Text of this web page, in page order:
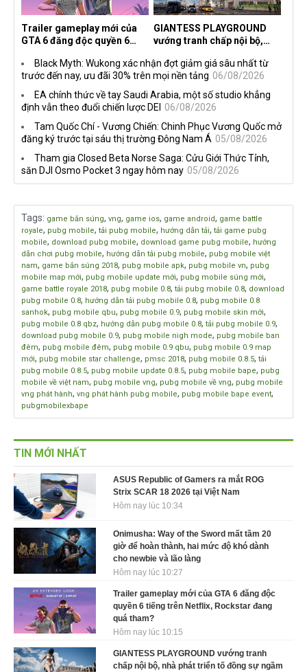
Trailer gameplay mới của
GTA 6 đăng độc quyền 6
đang quá tham?
GIANTESS PLAYGROUND
vướng tranh chấp nội bộ,
ngầm chiếm đoạt doanh thu
Black Myth: Wukong xác nhận đợt giảm giá sâu nhất từ
trước đến nay, ưu đãi 30% trên mọi nền tảng 06/08/2026
EA chính thức về tay Saudi Arabia, một số studio khẳng
định vẫn theo đuổi chiến lược DEI 06/08/2026
Tam Quốc Chí - Vương Chiến: Chinh Phục Vương Quốc mở
đăng ký trước tại sáu thị trường Đông Nam Á 05/08/2026
Tham gia Closed Beta Norse Saga: Cửu Giới Thức Tỉnh,
săn DJI Osmo Pocket 3 ngay hôm nay 05/08/2026
Tags: game bắn súng, vng, game ios, game android, game battle
royale, pubg mobile, tải pubg mobile, hướng dẫn tải, tải game pubg
mobile, download pubg mobile, download game pubg mobile, hướng
dẫn chơi pubg mobile, hướng dẫn tải pubg mobile, pubg mobile việt
nam, game bắn súng 2018, pubg mobile apk, pubg mobile vn, pubg
mobile map mới, pubg mobile update mới, pubg mobile súng mới,
game battle royale 2018, pubg mobile 0.8, tải pubg mobile 0.8, download
pubg mobile 0.8, hướng dẫn tải pubg mobile 0.8, pubg mobile 0.8
sanhok, pubg mobile qbu, pubg mobile 0.9, pubg mobile skin mới,
pubg mobile 0.8 qbz, hướng dẫn pubg mobile 0.8, tải pubg mobile 0.9,
download pubg mobile 0.9, pubg mobile nigh mode, pubg mobile ban
đêm, pubg mobile đêm, pubg mobile 0.9 qbu, pubg mobile 0.9 map
mới, pubg mobile star challenge, pmsc 2018, pubg mobile 0.8.5, tải
pubg mobile 0.8.5, pubg mobile update 0.8.5, pubg mobile bape, pubg
mobile về việt nam, pubg mobile vng, pubg mobile về vng, pubg mobile
vng phát hành, vng phát hành pubg mobile, pubg mobile bape event,
pubgmobilexbape
TIN MỚI NHẤT
ASUS Republic of Gamers ra mắt ROG
Strix SCAR 18 2026 tại Việt Nam
Hôm nay lúc 10:34
Onimusha: Way of the Sword mất tầm 20
giờ để hoàn thành, hai mức độ khó dành
cho newbie và lão làng
Hôm nay lúc 10:27
Trailer gameplay mới của GTA 6 đăng độc
quyền 6 tiếng trên Netflix, Rockstar đang
quá tham?
Hôm nay lúc 10:15
GIANTESS PLAYGROUND vướng tranh
chấp nội bộ, nhà phát triển tố đồng sự ngầm